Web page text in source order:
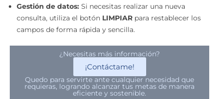
Gestión de datos: Si necesitas realizar una nueva
consulta, utiliza el botón LIMPIAR para restablecer los
campos de forma rápida y sencilla.
¿Necesitas más información?
¡Contáctame!
Quedo para servirte ante cualquier necesidad que
requieras, logrando alcanzar tus metas de manera
eficiente y sostenible.